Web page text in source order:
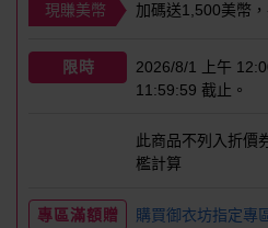
現賺美幣 加碼送1,500美幣
限時
2026/8/1 上午
11:59:59 截止。
此商品不列入折價
檻計算
專區滿額贈
購買御衣坊指定專